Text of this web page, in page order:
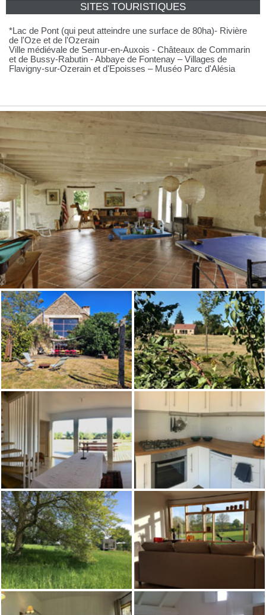
SITES TOURISTIQUES
*Lac de Pont (qui peut atteindre une surface de 80ha)- Rivière
de l'Oze et de l'Ozerain
Ville médiévale de Semur-en-Auxois - Châteaux de Commarin
et de Bussy-Rabutin - Abbaye de Fontenay – Villages de
Flavigny-sur-Ozerain et d'Epoisses – Muséo Parc d'Alésia